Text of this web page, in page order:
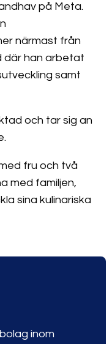
på Meta.
närmast från
där han arbetat
samt
och tar sig an
fru och två
med familjen,
sina kulinariska
inom